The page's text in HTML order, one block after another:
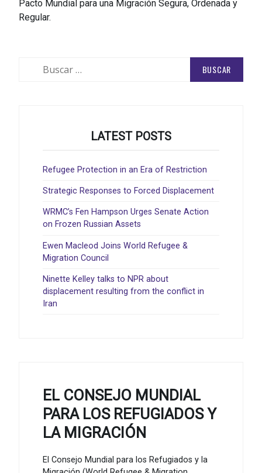
Pacto Mundial para una Migración Segura, Ordenada y
Regular.
LATEST POSTS
Refugee Protection in an Era of Restriction
Strategic Responses to Forced Displacement
WRMC’s Fen Hampson Urges Senate Action
on Frozen Russian Assets
Ewen Macleod Joins World Refugee &
Migration Council
Ninette Kelley talks to NPR about
displacement resulting from the conflict in
Iran
EL CONSEJO MUNDIAL
PARA LOS REFUGIADOS Y
LA MIGRACIÓN
El Consejo Mundial para los Refugiados y la